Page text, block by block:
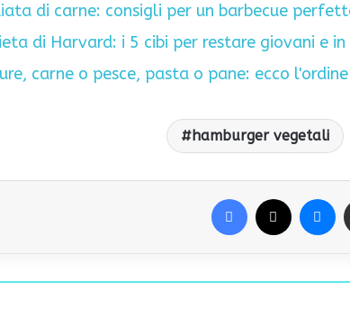
di carne: consigli per un barbecue
di Harvard: i 5 cibi per restare giovani e
carne o pesce, pasta o pane: ecco
hamburger vegetali